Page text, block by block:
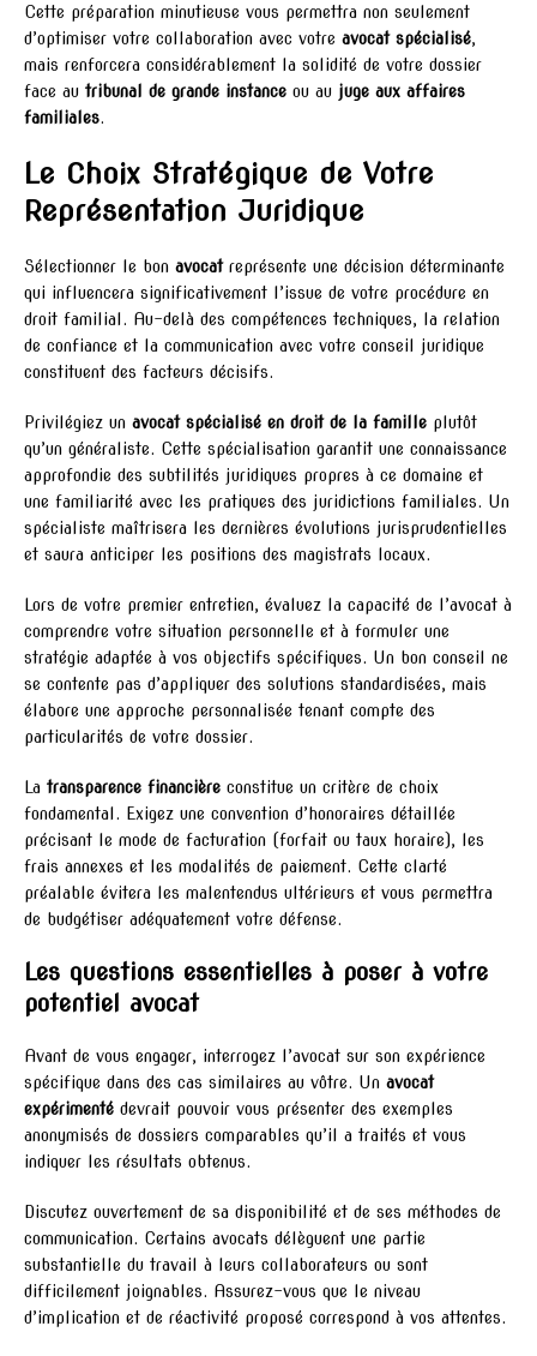
Cette préparation minutieuse vous permettra non seulement
d’optimiser votre collaboration avec votre avocat spécialisé,
mais renforcera considérablement la solidité de votre dossier
face au tribunal de grande instance ou au juge aux affaires
familiales.
Le Choix Stratégique de Votre
Représentation Juridique
Sélectionner le bon avocatreprésente une décision déterminante
qui influencera significativement l’issue de votre procédure en
droit familial. Au-delà des compétences techniques, la relation
de confiance et la communication avec votre conseil juridique
constituent des facteurs décisifs.
Privilégiez un avocat spécialisé en droit de la famille plutôt
qu’un généraliste. Cette spécialisation garantit une connaissance
approfondie des subtilités juridiques propres à ce domaine et
une familiarité avec les pratiques des juridictions familiales. Un
spécialiste maîtrisera les dernières évolutions jurisprudentielles
et saura anticiper les positions des magistrats locaux.
Lors de votre premier entretien, évaluez la capacité de l’avocat à
comprendre votre situation personnelle et à formuler une
stratégie adaptée à vos objectifs spécifiques. Un bon conseil ne
se contente pas d’appliquer des solutions standardisées, mais
élabore une approche personnalisée tenant compte des
particularités de votre dossier.
La transparence financière constitue un critère de choix
fondamental. Exigez une convention d’honoraires détaillée
précisant le mode de facturation (forfait ou taux horaire), les
frais annexes et les modalités de paiement. Cette clarté
préalable évitera les malentendus ultérieurs et vous permettra
de budgétiser adéquatement votre défense.
Les questions essentielles à poser à votre
potentiel avocat
Avant de vous engager, interrogez l’avocat sur son expérience
spécifique dans des cas similaires au vôtre. Un avocat
expérimenté devrait pouvoir vous présenter des exemples
anonymisés de dossiers comparables qu’il a traités et vous
indiquer les résultats obtenus.
Discutez ouvertement de sa disponibilité et de ses méthodes de
communication. Certains avocats délèguent une partie
substantielle du travail à leurs collaborateurs ou sont
difficilement joignables. Assurez-vous que le niveau
d’implication et de réactivité proposé correspond à vos attentes.